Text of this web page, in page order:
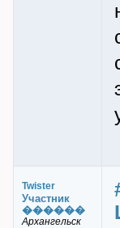
Twister
Участник
������
Архангельск